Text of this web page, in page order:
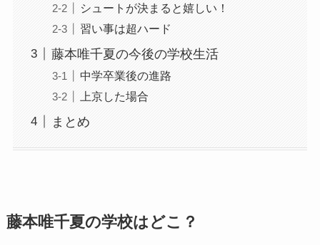
シュートが決まると嬉しい！
習い事は超ハード
藤本唯千夏の今後の学校生活
中学卒業後の進路
上京した場合
まとめ
藤本唯千夏の学校はどこ？